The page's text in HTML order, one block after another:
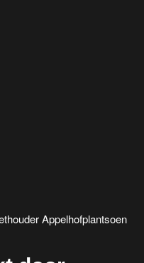
Appelhofplantsoen